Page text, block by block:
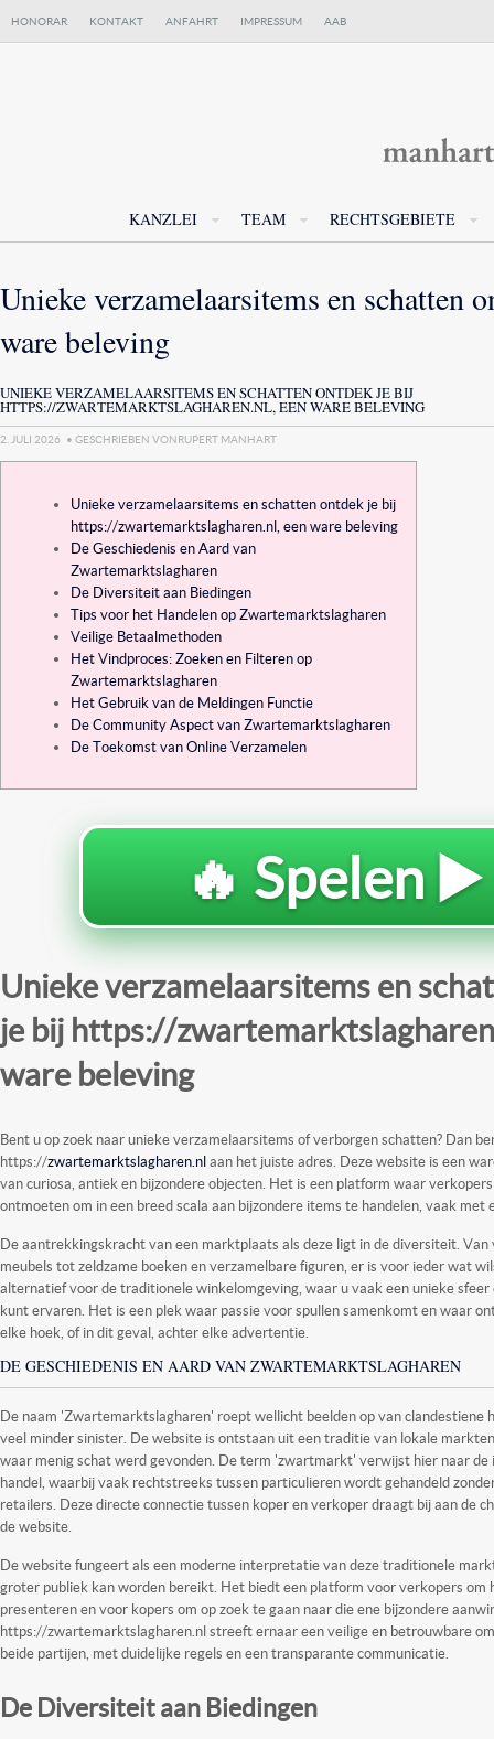
HONORAR KONTAKT ANFAHRT IMPRESSUM AAB
KANZLEI TEAM RECHTSGEBIETE
Unieke verzamelaarsitems en schatten
ware beleving
UNIEKE VERZAMELAARSITEMS EN SCHATTEN ONTDEK JE BIJ
HTTPS://ZWARTEMARKTSLAGHAREN.NL, EEN WARE BELEVING
2. JULI 2026 • GESCHRIEBEN VONRUPERT MANHART
Unieke verzamelaarsitems en schatten ontdek je bij
https://zwartemarktslagharen.nl, een ware beleving
De Geschiedenis en Aard van
Zwartemarktslagharen
De Diversiteit aan Biedingen
Tips voor het Handelen op Zwartemarktslagharen
Veilige Betaalmethoden
Het Vindproces: Zoeken en Filteren op
Zwartemarktslagharen
Het Gebruik van de Meldingen Functie
De Community Aspect van Zwartemarktslagharen
De Toekomst van Online Verzamelen
🔥 Spelen ▶️
Unieke verzamelaarsitems en
je bij https://
ware beleving
Bent u op zoek naar unieke verzamelaarsitems of verborgen schatten? Dan
https://zwartemarktslagharen.nlaan het juiste adres. Deze website is een
van curiosa, antiek en bijzondere objecten. Het is een platform waar
ontmoeten om in een breed scala aan bijzondere items te handelen, vaak met
De aantrekkingskracht van een marktplaats als deze ligt in de diversiteit.
meubels tot zeldzame boeken en verzamelbare figuren, er is voor ieder wat
alternatief voor de traditionele winkelomgeving, waar u vaak een unieke sfeer
kunt ervaren. Het is een plek waar passie voor spullen samenkomt en waar
elke hoek, of in dit geval, achter elke advertentie.
DE GESCHIEDENIS EN AARD VAN ZWARTEMARKTSLAGHAREN
De naam 'Zwartemarktslagharen' roept wellicht beelden op van clandestiene
veel minder sinister. De website is ontstaan uit een traditie van lokale
waar menig schat werd gevonden. De term 'zwartmarkt' verwijst hier naar de
handel, waarbij vaak rechtstreeks tussen particulieren wordt gehandeld
retailers. Deze directe connectie tussen koper en verkoper draagt bij aan de
de website.
De website fungeert als een moderne interpretatie van deze traditionele
groter publiek kan worden bereikt. Het biedt een platform voor verkopers om
presenteren en voor kopers om op zoek te gaan naar die ene bijzondere
https://zwartemarktslagharen.nl streeft ernaar een veilige en betrouwbare
beide partijen, met duidelijke regels en een transparante communicatie.
De Diversiteit aan Biedingen